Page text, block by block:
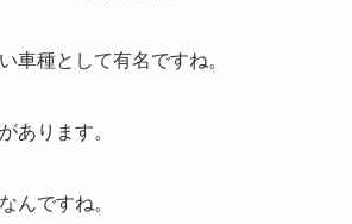
車種として有名ですね。
あります。
んですね。